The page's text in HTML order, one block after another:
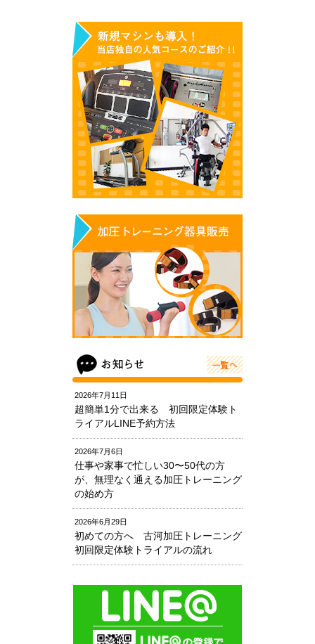
2026年7月11日
超簡単1分で出来る 初回限定体験ト
ライアルLINE予約方法
2026年7月6日
仕事や家事で忙しい30〜50代の方
が、無理なく通える加圧トレーニング
の始め方
2026年6月29日
初めての方へ 古河加圧トレーニング
初回限定体験トライアルの流れ